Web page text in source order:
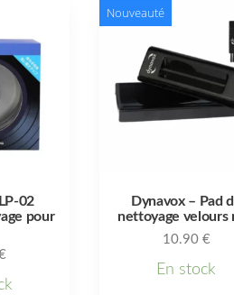
02
pour
Nouveauté
Dynavox – Pad
nettoyage velours
10.90 €
En stock